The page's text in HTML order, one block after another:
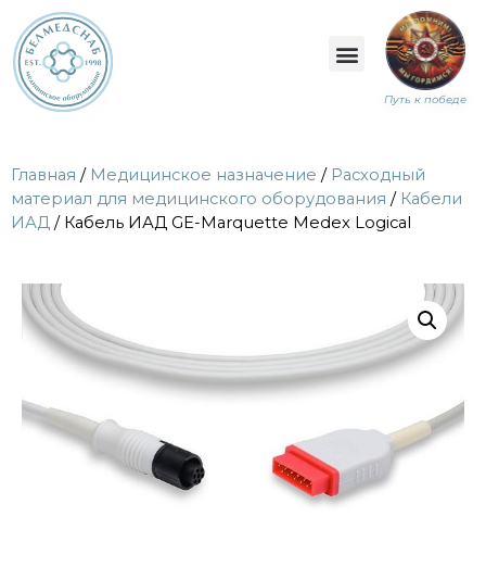
Путь к победе
Главная / Медицинское назначение / Расходный
материал для медицинского оборудования / Кабели
ИАД / Кабель ИАД GE-Marquette Medex Logical